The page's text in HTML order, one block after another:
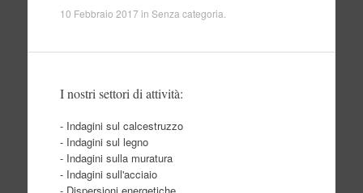
10 Febbraio 2017 in Senza categoria
I nostri settori di attività:
- Indagini sul calcestruzzo
- Indagini sul legno
- Indagini sulla muratura
- Indagini sull'acciaio